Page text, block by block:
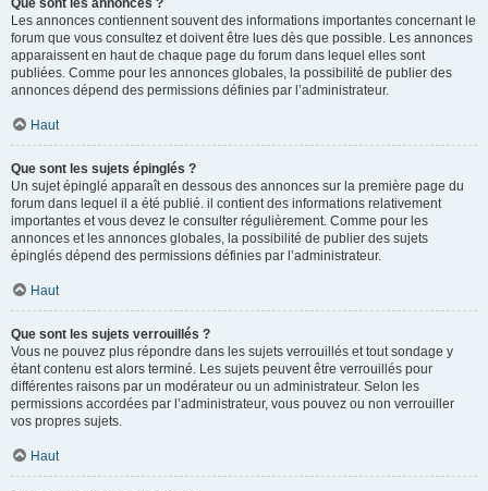
Que sont les annonces ?
Les annonces contiennent souvent des informations importantes concernant le
forum que vous consultez et doivent être lues dès que possible. Les annonces
apparaissent en haut de chaque page du forum dans lequel elles sont
publiées. Comme pour les annonces globales, la possibilité de publier des
annonces dépend des permissions définies par l’administrateur.
Haut
Que sont les sujets épinglés ?
Un sujet épinglé apparaît en dessous des annonces sur la première page du
forum dans lequel il a été publié. il contient des informations relativement
importantes et vous devez le consulter régulièrement. Comme pour les
annonces et les annonces globales, la possibilité de publier des sujets
épinglés dépend des permissions définies par l’administrateur.
Haut
Que sont les sujets verrouillés ?
Vous ne pouvez plus répondre dans les sujets verrouillés et tout sondage y
étant contenu est alors terminé. Les sujets peuvent être verrouillés pour
différentes raisons par un modérateur ou un administrateur. Selon les
permissions accordées par l’administrateur, vous pouvez ou non verrouiller
vos propres sujets.
Haut